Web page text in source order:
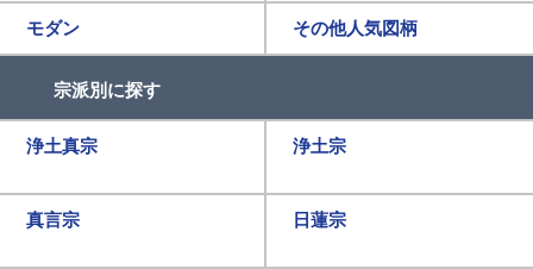
モダン その他人気図柄
宗派別に探す
浄土真宗 浄土宗
真言宗 日蓮宗